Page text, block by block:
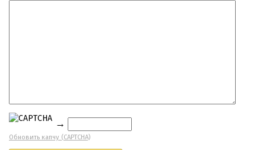
→
Обновить капчу (CAPTCHA)